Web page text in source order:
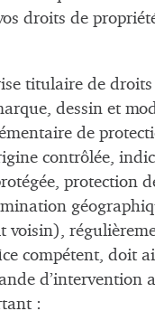
droits de
titulaire de
dessin et
de
contrôlée,
protection
voisin),
compétent, doit
d’intervention
: